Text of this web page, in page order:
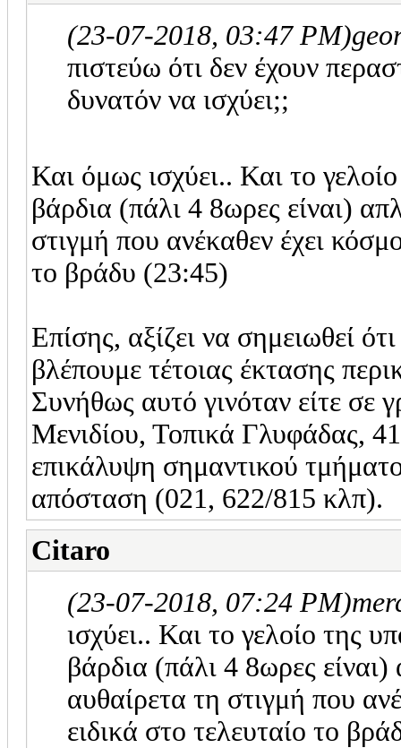
(23-07-2018, 03:47 PM)
πιστεύω ότι δεν έχουν
δυνατόν να ισχύει;;
Και όμως ισχύει.. Και το γελοίο
βάρδια (πάλι 4 8ωρες είναι)
στιγμή που ανέκαθεν έχει
το βράδυ (23:45)
Επίσης, αξίζει να σημειωθεί
βλέπουμε τέτοιας έκτασης
Συνήθως αυτό γινόταν είτε σε
Μενιδίου, Τοπικά Γλυφάδας,
επικάλυψη σημαντικού
απόσταση (021, 622/815 κλπ).
Citaro
(23-07-2018, 07:24 PM)
ισχύει.. Και το γελοίο της
βάρδια (πάλι 4 8ωρες
αυθαίρετα τη στιγμή που
ειδικά στο τελευταίο το